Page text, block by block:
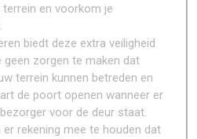
en voorkom je
biedt deze extra veiligheid
zorgen te maken dat
terrein kunnen betreden en
de poort openen wanneer er
voor de deur staat.
rekening mee te houden dat